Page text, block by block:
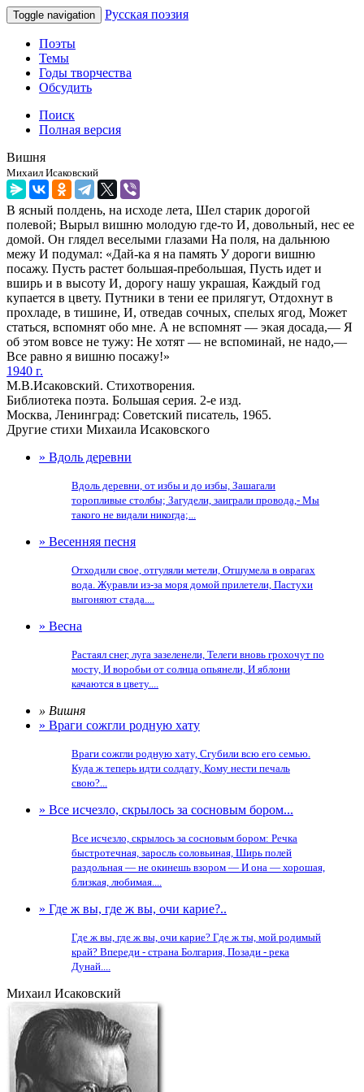
Toggle navigation Русская поэзия
Поэты
Темы
Годы творчества
Обсудить
Поиск
Полная версия
Вишня
Михаил Исаковский
В ясный полдень, на исходе лета, Шел старик дорогой
полевой; Вырыл вишню молодую где-то И, довольный, нес ее
домой. Он глядел веселыми глазами На поля, на дальнюю
межу И подумал: «Дай-ка я на память У дороги вишню
посажу. Пусть растет большая-пребольшая, Пусть идет и
вширь и в высоту И, дорогу нашу украшая, Каждый год
купается в цвету. Путники в тени ее прилягут, Отдохнут в
прохладе, в тишине, И, отведав сочных, спелых ягод, Может
статься, вспомнят обо мне. А не вспомнят — экая досада,— Я
об этом вовсе не тужу: Не хотят — не вспоминай, не надо,—
Все равно я вишню посажу!»
1940 г.
М.В.Исаковский. Стихотворения.
Библиотека поэта. Большая серия. 2-е изд.
Москва, Ленинград: Советский писатель, 1965.
Другие стихи Михаила Исаковского
» Вдоль деревни
Вдоль деревни, от избы и до избы, Зашагали
торопливые столбы; Загудели, заиграли провода,- Мы
такого не видали никогда;...
» Весенняя песня
Отходили свое, отгуляли метели, Отшумела в оврагах
вода. Журавли из-за моря домой прилетели, Пастухи
выгоняют стада....
» Весна
Растаял снег, луга зазеленели, Телеги вновь грохочут по
мосту, И воробьи от солнца опьянели, И яблони
качаются в цвету....
» Вишня
» Враги сожгли родную хату
Враги сожгли родную хату, Сгубили всю его семью.
Куда ж теперь идти солдату, Кому нести печаль
свою?...
» Все исчезло, скрылось за сосновым бором...
Все исчезло, скрылось за сосновым бором: Речка
быстротечная, заросль соловьиная, Ширь полей
раздольная — не окинешь взором — И она — хорошая,
близкая, любимая....
» Где ж вы, где ж вы, очи карие?..
Где ж вы, где ж вы, очи карие? Где ж ты, мой родимый
край? Впереди - страна Болгария, Позади - река
Дунай....
Михаил Исаковский